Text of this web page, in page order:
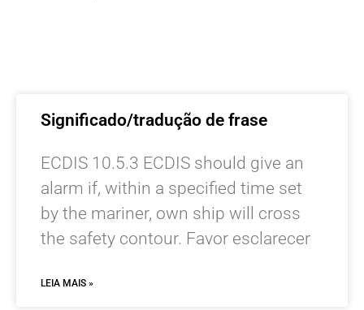
Significado/tradução de frase
ECDIS 10.5.3 ECDIS should give an
alarm if, within a specified time set
by the mariner, own ship will cross
the safety contour. Favor esclarecer
LEIA MAIS »